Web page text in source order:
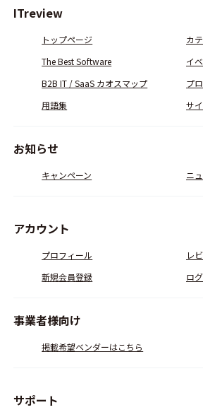
ITreview
トップページ
カ
The Best Software
イ
B2B IT / SaaS カオスマップ
プ
用語集
サ
お知らせ
キャンペーン ニ
アカウント
プロフィール
レ
新規会員登録
ロ
事業者様向け
掲載希望ベンダーはこちら
サポート